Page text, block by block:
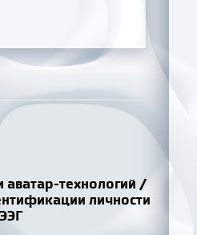
аватар-технологий /
личности